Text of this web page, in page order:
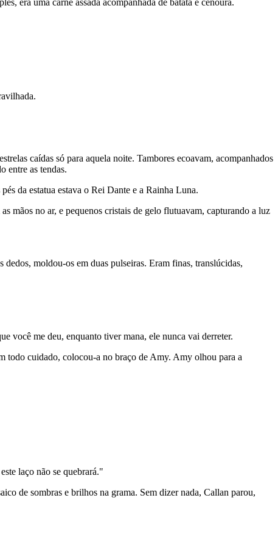
caídas só para aquela noite. Tambores ecoavam, acompanhados
entre as tendas.
da estatua estava o Rei Dante e a Rainha Luna.
mãos no ar, e pequenos cristais de gelo flutuavam, capturando a luz
moldou-os em duas pulseiras. Eram finas, translúcidas,
me deu, enquanto tiver mana, ele nunca vai derreter.
todo cuidado, colocou-a no braço de Amy. Amy olhou para a
laço não se quebrará."
de sombras e brilhos na grama. Sem dizer nada, Callan parou,